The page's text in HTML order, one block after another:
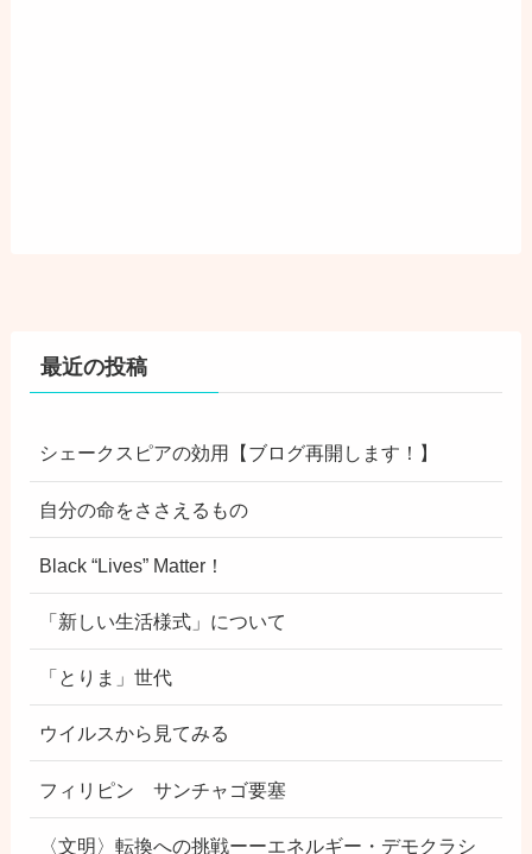
最近の投稿
シェークスピアの効用【ブログ再開します！】
自分の命をささえるもの
Black “Lives” Matter！
「新しい生活様式」について
「とりま」世代
ウイルスから見てみる
フィリピン サンチャゴ要塞
〈文明〉転換への挑戦ーーエネルギー・デモクラシ